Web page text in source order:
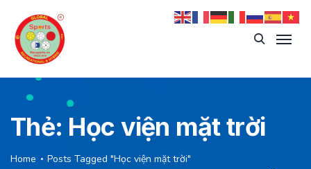
Thẻ: Học viện mặt trời
Home Posts Tagged "Học viện mặt trời"